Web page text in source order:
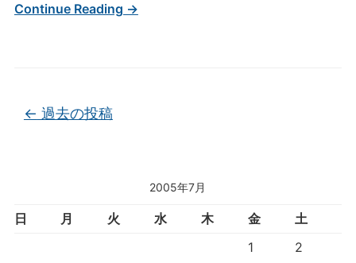
2005年7月
日 月 火 水 木 金
土
1
2
Continue Reading →
投稿ナビゲーション
← 過去の投稿